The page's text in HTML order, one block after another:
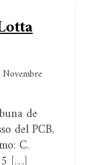
de
del PCB,
C.